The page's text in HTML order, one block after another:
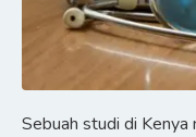
Sebuah studi di Kenya